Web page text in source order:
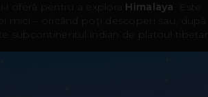
l oferă pentru a explora Himalaya . Este
mici – oricând poţi descoperi sau, după
subcontinentul indian de platoul tibetan.